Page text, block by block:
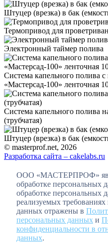
Штуцер (врезка) в бак
Термопривод для
Электронный таймер полива
Система капельного полива
«Мастерсад-100» ленточная
Система капельного полива
(трубчатая)
Штуцер (врезка) в бак
© masterprof.net, 2026
Разработка сайта – cakelabs.ru
ООО «МАСТЕРПРОФ»
обработке персональных
обработке персональных
реализуемых
данных отражены в
персональных данных и
конфиденциальности в
данных.